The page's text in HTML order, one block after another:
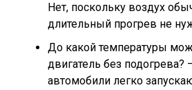
Нет, поскольку воздух
длительный прогрев не
До какой температуры
двигатель без
автомобили легко